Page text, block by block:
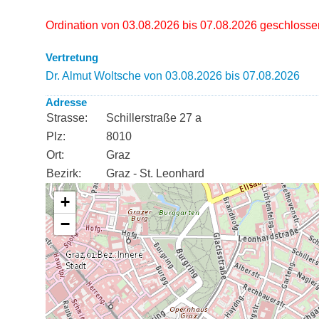
Ordination von 03.08.2026 bis 07.08.2026
Vertretung
Dr. Almut Woltsche von 03.08.2026 bis 07.08.2026
Adresse
Strasse:
Schillerstraße 27 a
Plz:
8010
Ort:
Graz
Bezirk:
Graz - St. Leonhard